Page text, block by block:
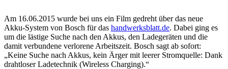
Am 16.06.2015 wurde bei uns ein Film gedreht über das neue
Akku-System von Bosch für das handwerksblatt.de. Dabei ging es
um die lästige Suche nach den Akkus, den Ladegeräten und die
damit verbundene verlorene Arbeitszeit. Bosch sagt ab sofort:
„Keine Suche nach Akkus, kein Ärger mit leerer Stromquelle: Dank
drahtloser Ladetechnik (Wireless Charging).“